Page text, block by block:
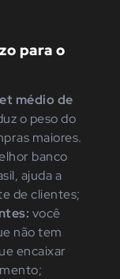
para o
médio de
o peso do
maiores.
banco
ajuda a
de clientes;
você
não tem
encaixar